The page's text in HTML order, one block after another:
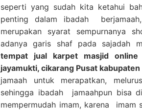
seperti yang sudah kita ketahui
penting dalam ibadah
merupakan syarat sempurnanya
adanya garis shaf pada sajadah
tempat jual karpet masjid
jayamukti, cikarang Pusat
jamaah untuk merapatkan,
sehingga ibadah jamaahpun bisa
mempermudah imam, karena